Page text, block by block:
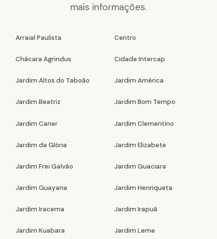
mais informações.
Arraial Paulista Centro
Chácara Agrindus Cidade Intercap
Jardim Altos do Taboão Jardim América
Jardim Beatriz Jardim Bom Tempo
Jardim Caner Jardim Clementino
Jardim da Glória Jardim Elizabete
Jardim Frei Galvão Jardim Guaciara
Jardim Guayana Jardim Henriqueta
Jardim Iracema Jardim Irapuã
Jardim Kuabara Jardim Leme